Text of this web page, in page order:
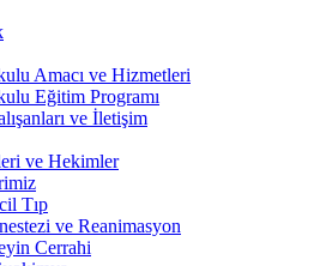
Amacı ve Hizmetleri
Eğitim Programı
ve İletişim
ve Hekimler
Tıp
ve Reanimasyon
Cerrahi